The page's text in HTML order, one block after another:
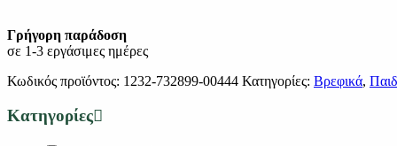
Γρήγορη παράδοση
σε 1-3 εργάσιμες ημέρες
Κωδικός προϊόντος: 1232-732899-00444 Κατηγορίες: Βρεφικά,
Κατηγορίες